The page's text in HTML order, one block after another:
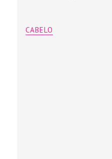
CABELO